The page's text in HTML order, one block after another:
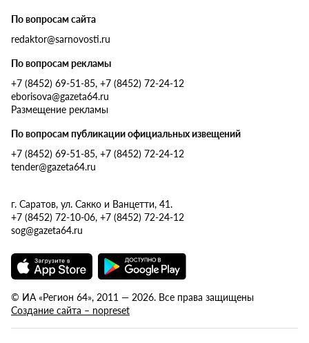
По вопросам сайта
redaktor@sarnovosti.ru
По вопросам рекламы
+7 (8452) 69-51-85, +7 (8452) 72-24-12
eborisova@gazeta64.ru
Размещение рекламы
По вопросам публикации официальных извещений
+7 (8452) 69-51-85, +7 (8452) 72-24-12
tender@gazeta64.ru
г. Саратов, ул. Сакко и Ванцетти, 41.
+7 (8452) 72-10-06, +7 (8452) 72-24-12
sog@gazeta64.ru
© ИА «Регион 64», 2011 — 2026. Все права защищены
Создание сайта – nopreset